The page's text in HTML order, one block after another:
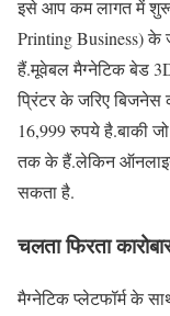
इसे आप कम लागत में शुरू
Printing Business) के
हैं.मूवेबल मैग्नेटिक बेड
प्रिंटर के जरिए
16,999 रुपये है.बाकी
तक के हैं.लेकिन
सकता है.
चलता फिरता
मैग्नेटिक प्लेटफॉर्म के